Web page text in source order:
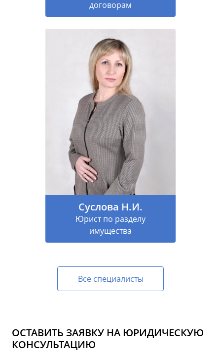
договорам
Суслова Н.И.
Юрист по разделу
имущества
Все специалисты
ОСТАВИТЬ ЗАЯВКУ НА ЮРИДИЧЕСКУЮ
КОНСУЛЬТАЦИЮ